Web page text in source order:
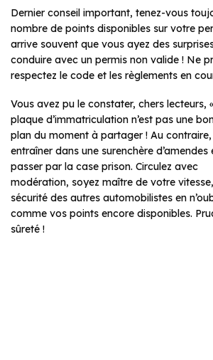
Dernier conseil important, tenez-vous
nombre de points disponibles sur votre
arrive souvent que vous ayez des
conduire avec un permis non valide ! Ne
respectez le code et les règlements en
Vous avez pu le constater, chers lecteurs,
plaque d’immatriculation n’est pas une
plan du moment à partager ! Au
entraîner dans une surenchère
passer par la case prison. Circulez avec
modération, soyez maître de votre
sécurité des autres automobilistes en
comme vos points encore disponibles.
sûreté !